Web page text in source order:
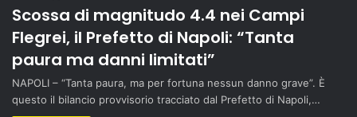
Scossa di magnitudo 4.4 nei Campi
Flegrei, il Prefetto di Napoli: “Tanta
paura ma danni limitati”
NAPOLI – “Tanta paura, ma per fortuna nessun danno grave”. È
questo il bilancio provvisorio tracciato dal Prefetto di Napoli,…